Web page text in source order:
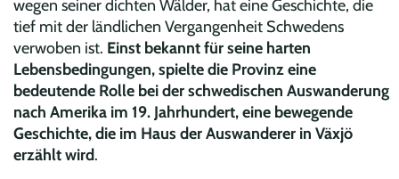
wegen seiner dichten Wälder, hat eine Geschichte, die
tief mit der ländlichen Vergangenheit Schwedens
verwoben ist. Einst bekannt für seine harten
Lebensbedingungen, spielte die Provinz eine
bedeutende Rolle bei der schwedischen Auswanderung
nach Amerika im 19. Jahrhundert, eine bewegende
Geschichte, die im Haus der Auswanderer in Växjö
erzählt wird.